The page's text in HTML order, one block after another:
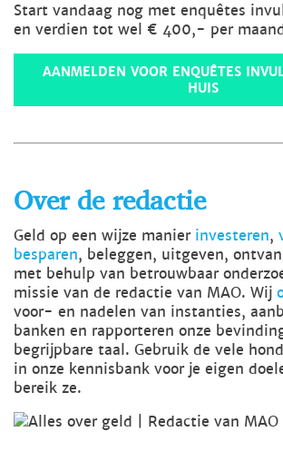
Start vandaag nog met enquêtes
en verdien tot wel € 400,- per
AANMELDEN VOOR ENQUÊTES
HUIS
Over de redactie
Geld op een wijze manier investeren,
besparen, beleggen, uitgeven,
met behulp van betrouwbaar
missie van de redactie van MAO. Wij
voor- en nadelen van instanties,
banken en rapporteren onze
begrijpbare taal. Gebruik de vele
in onze kennisbank voor je eigen
bereik ze.